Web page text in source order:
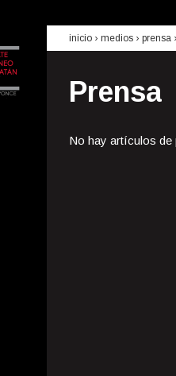
inicio › medios › prensa
Prensa
No hay artículos de